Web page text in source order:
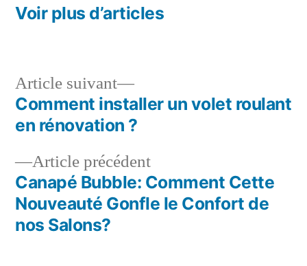
Voir plus d’articles
Navigation
l’article
Article précédentArticle
précédent :
Canapé Bubble: Comment Cette
Nouveauté Gonfle le Confort de
nos Salons?
Article suivant
Article
suivant :
Comment installer un volet roulant
en rénovation ?